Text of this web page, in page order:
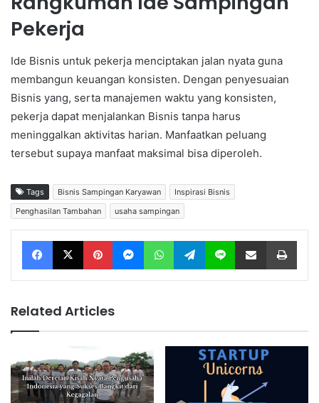
Pekerja
Ide Bisnis untuk pekerja menciptakan jalan nyata guna
membangun keuangan konsisten. Dengan penyesuaian
Bisnis yang, serta manajemen waktu yang konsisten,
pekerja dapat menjalankan Bisnis tanpa harus
meninggalkan aktivitas harian. Manfaatkan peluang
tersebut supaya manfaat maksimal bisa diperoleh.
Tags Bisnis Sampingan Karyawan
Inspirasi Bisnis
Penghasilan Tambahan
usaha sampingan
Facebook X Pinterest Messenger WhatsApp Telegram Line Share via Email
Related Articles